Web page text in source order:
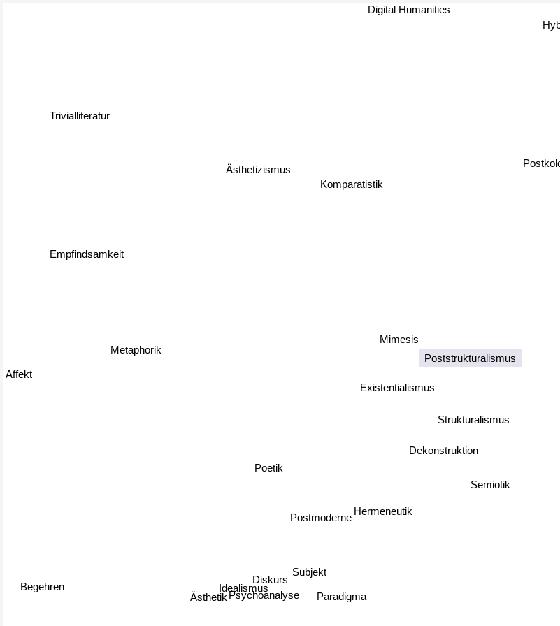
Poststrukturalismus
Strukturalismus
Dekonstruktion
Semiotik
Postmoderne
Hermeneutik
Subjekt
Existentialismus
Mimesis
Psychoanalyse
Diskurs
Komparatistik
Paradigma
Idealismus
Ästhetizismus
Poetik
Trivialliteratur
Empfindsamkeit
Begehren
Affekt
Metaphorik
Ästhetik
Digital Humanities